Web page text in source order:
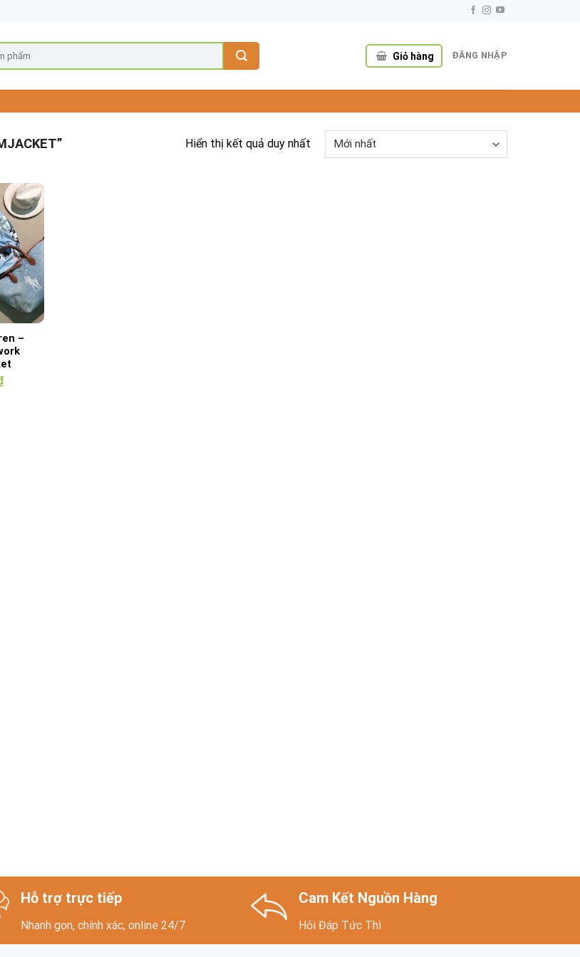
Giỏ hàng ĐĂNG NHẬP
Hiển thị kết quả duy nhất
–
Hỗ trợ trực tiếp
Nhanh gọn, chính xác, online 24/7
Cam Kết Nguồn Hàng
Hỏi Đáp Tức Thì